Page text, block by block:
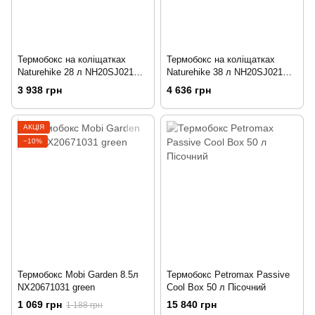
Термобокс на коліщатках
Naturehike 28 л NH20SJ021
зелений
3 938 грн
Термобокс на коліщатках
Naturehike 38 л NH20SJ021
зелений
4 636 грн
АКЦІЯ
−10%
Термобокс Mobi Garden 8.5л
NX20671031 green
1 069 грн 1 188 грн
Термобокс Petromax Passive
Cool Box 50 л Пісочний
15 840 грн